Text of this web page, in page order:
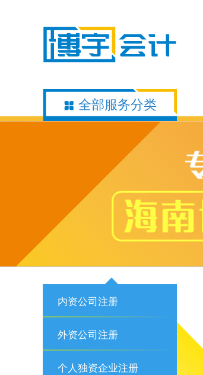
全部服务分类
内资公司注册
外资公司注册
个人独资企业注册